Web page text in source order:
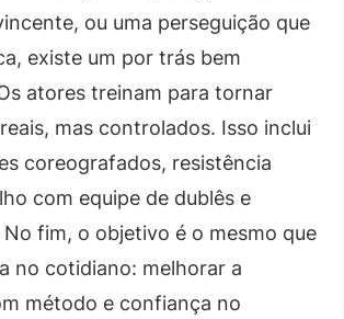
ou uma perseguição que
existe um por trás bem
atores treinam para tornar
mas controlados. Isso inclui
coreografados, resistência
com equipe de dublês e
fim, o objetivo é o mesmo que
no cotidiano: melhorar a
método e confiança no